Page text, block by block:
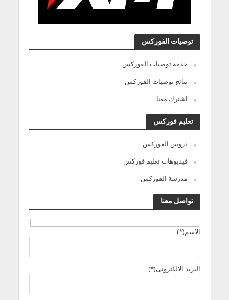
توصيات الفوركس
خدمة توصيات الفوركس
نتائج توصيات الفوركس
اشترك معنا
تعليم فوركس
دروس الفوركس
فيديوهات تعليم فوركس
مدرسة الفوركس
تواصل معنا
الاسم(*)
البريد الالكترونى(*)